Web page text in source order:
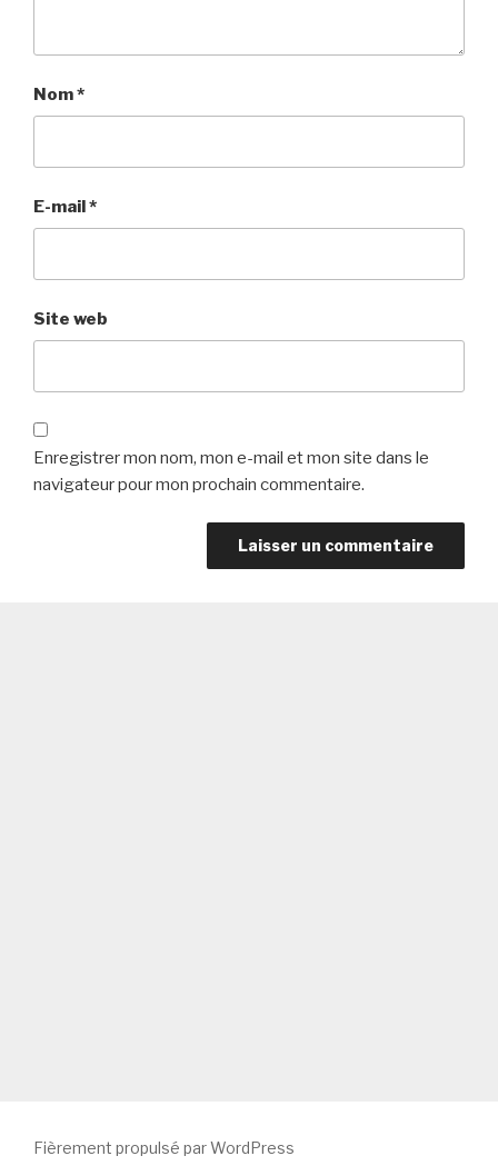
Nom*
E-mail*
Site web
Enregistrer mon nom, mon e-mail et mon site dans le
navigateur pour mon prochain commentaire.
Fièrement propulsé par WordPress